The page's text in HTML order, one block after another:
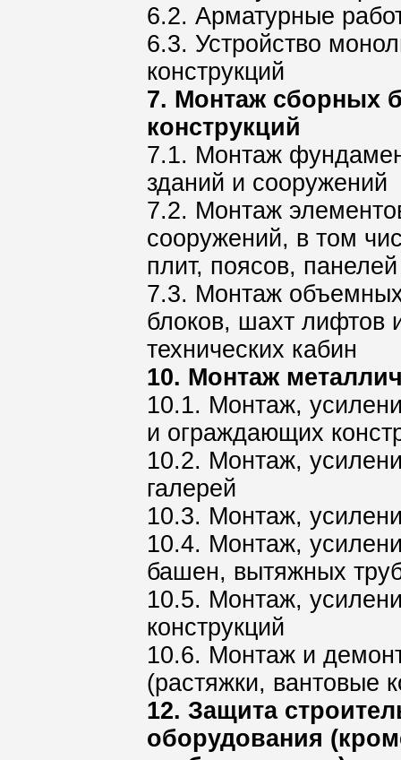
6.2. Арматурные
6.3. Устройство
конструкций
7. Монтаж сборных
конструкций
7.1. Монтаж
зданий и сооружений
7.2. Монтаж
сооружений, в том
плит, поясов,
7.3. Монтаж
блоков, шахт лифтов
технических кабин
10. Монтаж
10.1. Монтаж,
и ограждающих
10.2. Монтаж,
галерей
10.3. Монтаж,
10.4. Монтаж,
башен, вытяжных
10.5. Монтаж,
конструкций
10.6. Монтаж и
(растяжки, вантовые
12. Защита
оборудования